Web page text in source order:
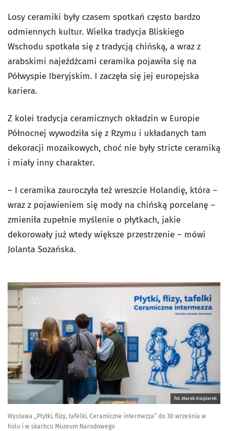
Losy ceramiki były czasem spotkań często bardzo
odmiennych kultur. Wielka tradycja Bliskiego
Wschodu spotkała się z tradycją chińską, a wraz z
arabskimi najeźdźcami ceramika pojawiła się na
Półwyspie Iberyjskim. I zaczęła się jej europejska
kariera.
Z kolei tradycja ceramicznych okładzin w Europie
Północnej wywodziła się z Rzymu i układanych tam
dekoracji mozaikowych, choć nie były stricte ceramiką
i miały inny charakter.
– I ceramika zauroczyła też wreszcie Holandię, która –
wraz z pojawieniem się mody na chińską porcelanę –
zmieniła zupełnie myślenie o płytkach, jakie
dekorowały już wtedy większe przestrzenie – mówi
Jolanta Sozańska.
fot. Marek Księżarek
Wystawa „Płytki, flizy, tafelki. Ceramiczne intermezza” do 30 września w
holu i w skarbcu Muzeum Narodowego